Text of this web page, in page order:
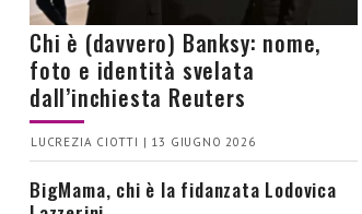
Chi è (davvero) Banksy: nome,
foto e identità svelata
dall’inchiesta Reuters
LUCREZIA CIOTTI | 13 GIUGNO 2026
BigMama, chi è la fidanzata Lodovica